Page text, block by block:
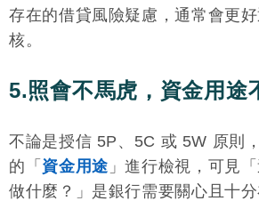
存在的借貸風險疑慮，通常會更
核。
5.照會不馬虎，資金用途
不論是授信 5P、5C 或 5W 原則
的「 資金用途 」進行檢視，可見
做什麼？」是銀行需要關心且十